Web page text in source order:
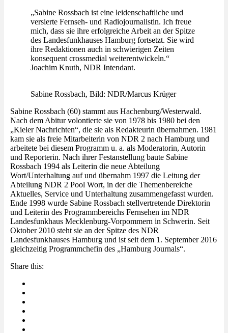
„Sabine Rossbach ist eine leidenschaftliche und
versierte Fernseh- und Radiojournalistin. Ich freue
mich, dass sie ihre erfolgreiche Arbeit an der Spitze
des Landesfunkhauses Hamburg fortsetzt. Sie wird
ihre Redaktionen auch in schwierigen Zeiten
konsequent crossmedial weiterentwickeln.“
Joachim Knuth, NDR Intendant.
Sabine Rossbach, Bild: NDR/Marcus Krüger
Sabine Rossbach (60) stammt aus Hachenburg/Westerwald.
Nach dem Abitur volontierte sie von 1978 bis 1980 bei den
„Kieler Nachrichten“, die sie als Redakteurin übernahmen. 1981
kam sie als freie Mitarbeiterin von NDR 2 nach Hamburg und
arbeitete bei diesem Programm u. a. als Moderatorin, Autorin
und Reporterin. Nach ihrer Festanstellung baute Sabine
Rossbach 1994 als Leiterin die neue Abteilung
Wort/Unterhaltung auf und übernahm 1997 die Leitung der
Abteilung NDR 2 Pool Wort, in der die Themenbereiche
Aktuelles, Service und Unterhaltung zusammengefasst wurden.
Ende 1998 wurde Sabine Rossbach stellvertretende Direktorin
und Leiterin des Programmbereichs Fernsehen im NDR
Landesfunkhaus Mecklenburg-Vorpommern in Schwerin. Seit
Oktober 2010 steht sie an der Spitze des NDR
Landesfunkhauses Hamburg und ist seit dem 1. September 2016
gleichzeitig Programmchefin des „Hamburg Journals“.
Share this: